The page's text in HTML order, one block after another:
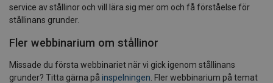
service av stållinor och vill lära sig mer om och få förståelse för
stållinans grunder.
Fler webbinarium om stållinor
Missade du första webbinariet när vi gick igenom stållinans
grunder? Titta gärna på inspelningen . Fler webbinarium på temat